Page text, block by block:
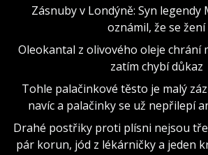
Zásnuby v Londýně: Syn legendy
oznámil, že se žení
Oleokantal z olivového oleje chrání
zatím chybí důkaz
Tohle palačinkové těsto je malý
navíc a palačinky se už nepřilepí
Drahé postřiky proti plísni nejsou
pár korun, jód z lékárničky a jeden